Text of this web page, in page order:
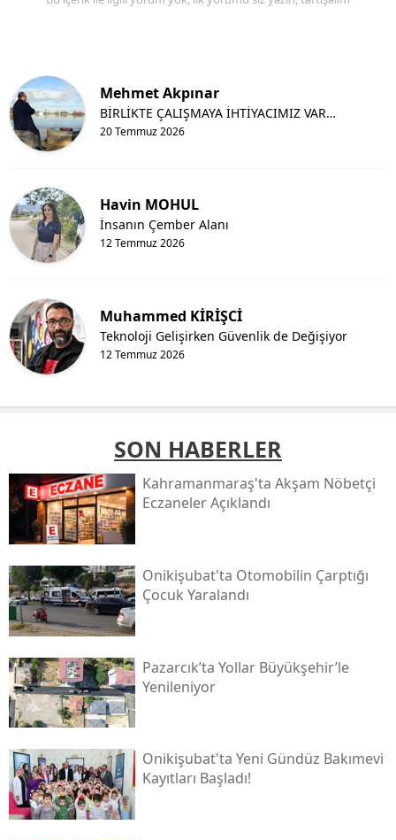
Mehmet Akpınar
20 Temmuz 2026
BİRLİKTE ÇALIŞMAYA İHTİYACIMIZ VAR…
Havin MOHUL
12 Temmuz 2026
İnsanın Çember Alanı
Muhammed KİRİŞCİ
12 Temmuz 2026
Teknoloji Gelişirken Güvenlik de Değişiyor
SON HABERLER
Kahramanmaraş'ta Akşam Nöbetçi
Eczaneler Açıklandı
Onikişubat'ta Otomobilin Çarptığı
Çocuk Yaralandı
Pazarcık’ta Yollar Büyükşehir’le
Yenileniyor
Onikişubat'ta Yeni Gündüz Bakımevi
Kayıtları Başladı!